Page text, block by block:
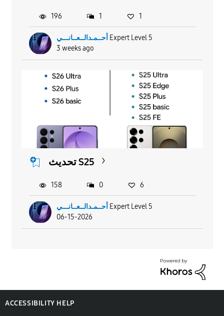
أحــمـدالــعــانـــي Expert Level 5
3 weeks ago
196 1 1
تحديث S25
أحــمـدالــعــانـــي Expert Level 5
06-15-2026
158 0 6
ACCESSIBILITY HELP